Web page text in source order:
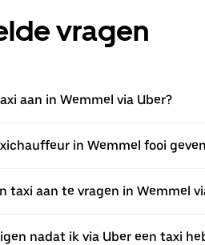
vragen
aan in Wemmel via Uber?
in Wemmel fooi
taxi aan te vragen in Wemmel
nadat ik via Uber een taxi